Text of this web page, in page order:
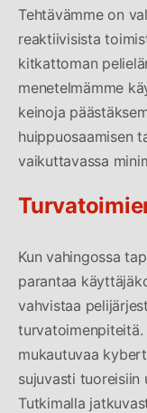
Tehtävämme on
reaktiivisista
kitkattoman
menetelmämme
keinoja
huippuosaamisen
vaikuttavassa
Kun vahingossa
parantaa
vahvistaa
mukautuvaa
sujuvasti tuoreisiin
Tutkimalla